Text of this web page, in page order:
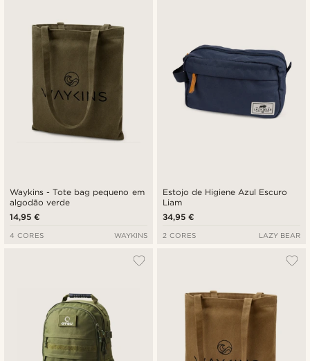
Waykins - Tote bag pequeno em
algodão verde
14,95 €
4 CORES WAYKINS
Estojo de Higiene Azul Escuro
Liam
34,95 €
2 CORES LAZY BEAR